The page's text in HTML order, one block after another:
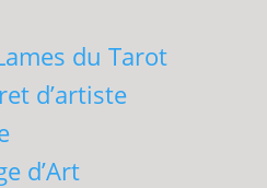
du Tarot
d’artiste
d’Art